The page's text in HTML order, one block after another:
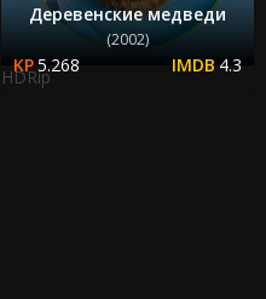
Деревенские медведи
(2002)
5.268 4.3
HDRip